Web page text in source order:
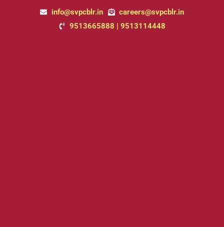
info@svpcblr.in
careers@svpcblr.in
9513665888 | 9513114448